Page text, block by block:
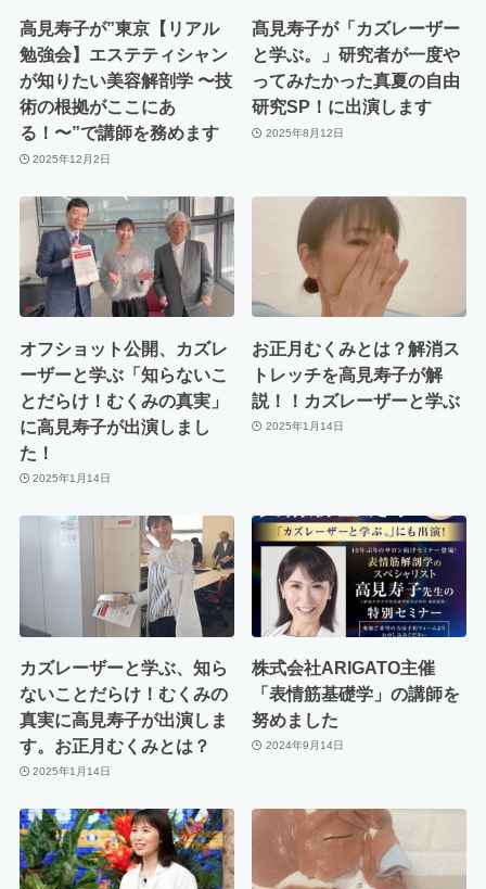
高見寿子が”東京【リアル
勉強会】エステティシャン
が知りたい美容解剖学 〜技
術の根拠がここにあ
る！〜”で講師を務めます
2025年12月2日
髙見寿子が「カズレーザー
と学ぶ。」研究者が一度や
ってみたかった真夏の自由
研究SP！に出演します
2025年8月12日
オフショット公開、カズレ
ーザーと学ぶ「知らないこ
とだらけ！むくみの真実」
に高見寿子が出演しまし
た！
2025年1月14日
お正月むくみとは？解消ス
トレッチを高見寿子が解
説！！カズレーザーと学ぶ
2025年1月14日
カズレーザーと学ぶ、知ら
ないことだらけ！むくみの
真実に高見寿子が出演しま
す。お正月むくみとは？
2025年1月14日
株式会社ARIGATO主催
「表情筋基礎学」の講師を
努めました
2024年9月14日